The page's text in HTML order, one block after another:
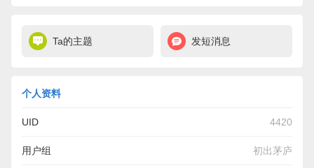
Ta的主题 发短消息
个人资料
UID 4420
用户组 初出茅庐